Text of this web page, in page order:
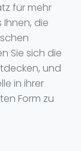
für mehr
Ihnen, die
Sie sich die
und
in ihrer
Form zu